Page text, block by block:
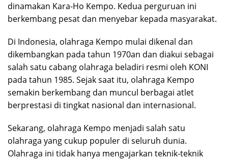
dinamakan Kara-Ho Kempo. Kedua perguruan ini
berkembang pesat dan menyebar kepada masyarakat.
Di Indonesia, olahraga Kempo mulai dikenal dan
dikembangkan pada tahun 1970an dan diakui sebagai
salah satu cabang olahraga beladiri resmi oleh KONI
pada tahun 1985. Sejak saat itu, olahraga Kempo
semakin berkembang dan muncul berbagai atlet
berprestasi di tingkat nasional dan internasional.
Sekarang, olahraga Kempo menjadi salah satu
olahraga yang cukup populer di seluruh dunia.
Olahraga ini tidak hanya mengajarkan teknik-teknik